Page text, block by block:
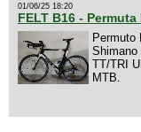
01/06/25 18:20
FELT B16 - Permuta
Permuto
Shimano
TT/TRI
MTB.